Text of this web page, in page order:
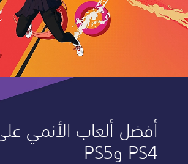
أفضل ألعاب الأنمي على
PS4 وPS5